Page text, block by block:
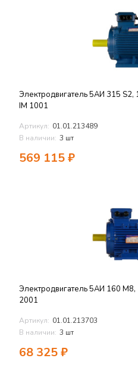
Электродвигатель 5АИ 315 S2,
IM 1001
Артикул: 01.01.213489
В наличии: 3 шт
569 115₽
Электродвигатель 5АИ 160
2001
Артикул: 01.01.213703
В наличии: 3 шт
68 325₽